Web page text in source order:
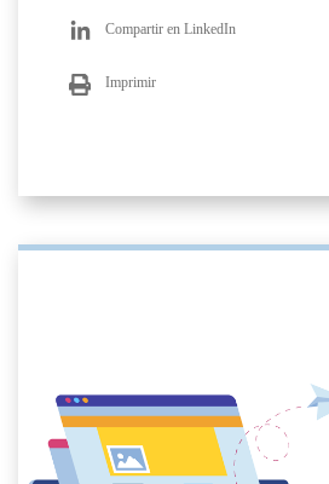
Compartir en LinkedIn
Imprimir